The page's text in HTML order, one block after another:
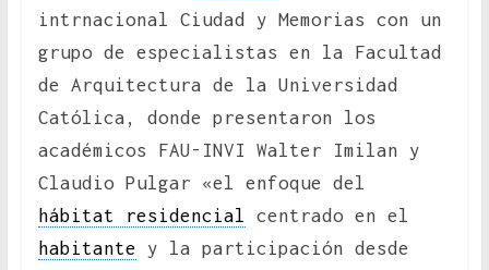
intrnacional Ciudad y Memorias con un
grupo de especialistas en la Facultad
de Arquitectura de la Universidad
Católica, donde presentaron los
académicos FAU-INVI Walter Imilan y
Claudio Pulgar «el enfoque del
hábitat residencial centrado en el
habitante y la participación desde